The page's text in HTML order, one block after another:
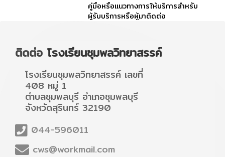
คู่มือหรือแนวทางการให้บริการสำหรับ
ผู้รับบริการหรือผู้มาติดต่อ
ติดต่อ โรงเรียนชุมพลวิทยาสรรค์
โรงเรียนชุมพลวิทยาสรรค์ เลขที่
408 หมู่ 1
ตำบลชุมพลบุรี อำเภอชุมพลบุรี
จังหวัดสุรินทร์ 32190
044-596011
cws@workmail.com